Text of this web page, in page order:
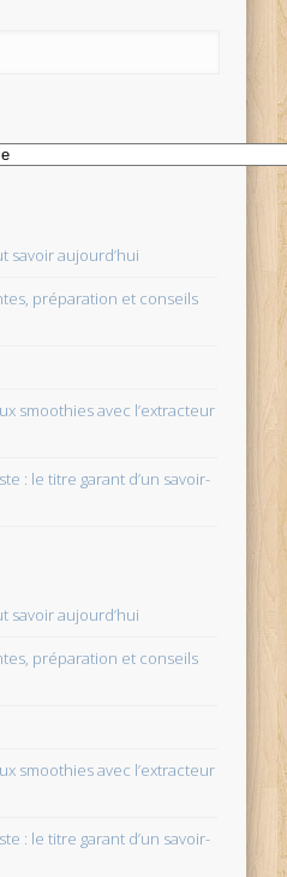
savoir aujourd’hui
préparation et conseils
smoothies avec l’extracteur
: le titre garant d’un savoir-
savoir aujourd’hui
préparation et conseils
smoothies avec l’extracteur
: le titre garant d’un savoir-